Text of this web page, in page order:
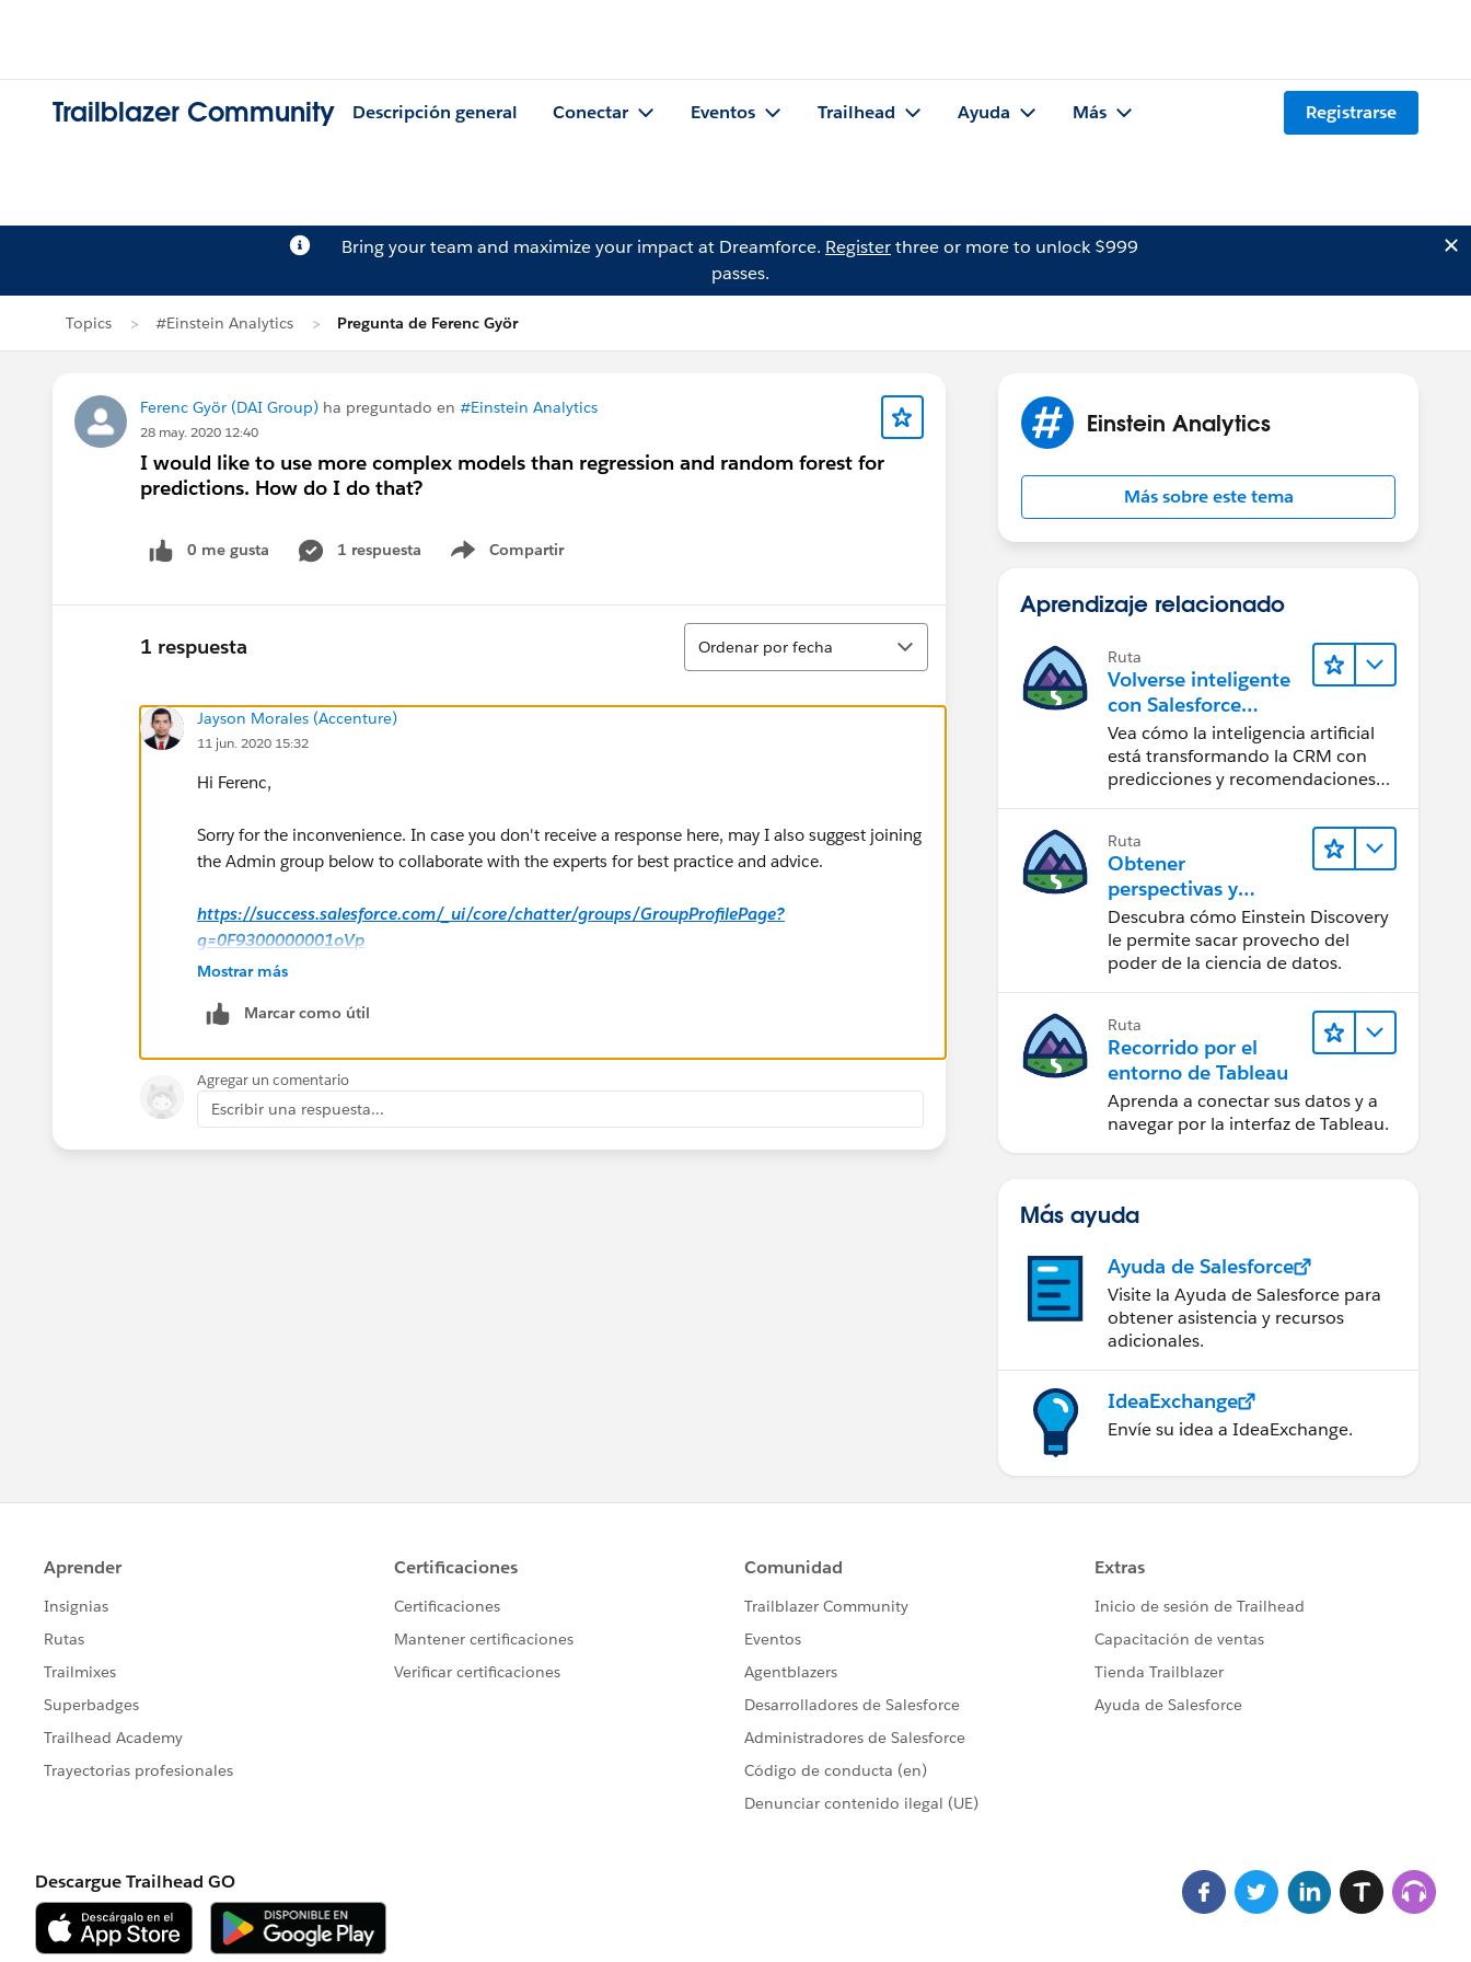
Trailblazer Community Descripción general Conectar Eventos Trailhead Ayuda Más Registrarse
Bring your team and maximize your impact at Dreamforce. Registerthree or more to unlock $999
passes.
Topics #Einstein Analytics Pregunta de Ferenc Györ
Ferenc Györ (DAI Group) ha preguntado en #Einstein Analytics
28 may. 2020 12:40
I would like to use more complex models than regression and random forest for
predictions. How do I do that?
0 me gusta 1 respuesta Compartir
Show menu
1 respuesta
Ordenar
Ordenar por fecha
Jayson Morales (Accenture)
11 jun. 2020 15:32
Hi Ferenc,
Sorry for the inconvenience. In case you don't receive a response here, may I also suggest joining
the Admin group below to collaborate with the experts for best practice and advice.
https://success.salesforce.com/_ui/core/chatter/groups/GroupProfilePage?
g=0F9300000001oVp
Jayson
Mostrar más
Marcar como útil
Agregar un comentario
Escribir una respuesta...
Einstein Analytics
Más sobre este tema
Aprendizaje relacionado
Ruta
Volverse inteligente
con Salesforce
Einstein
Vea cómo la inteligencia artificial
está transformando la CRM con
predicciones y recomendaciones
Ruta
Obtener
perspectivas y
mejorar resultados
con Einstein
Discovery
Descubra cómo Einstein Discovery
le permite sacar provecho del
poder de la ciencia de datos.
Ruta
Recorrido por el
entorno de Tableau
Aprenda a conectar sus datos y a
navegar por la interfaz de Tableau.
Más ayuda
Ayuda de Salesforce
Visite la Ayuda de Salesforce para
obtener asistencia y recursos
adicionales.
IdeaExchange
Envíe su idea a IdeaExchange.